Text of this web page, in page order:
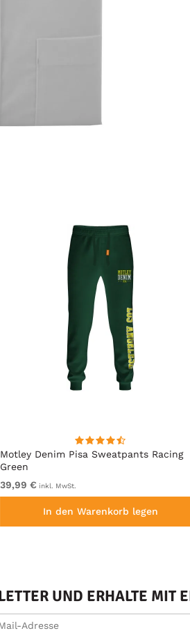
Motley Denim Pisa Sweatpants Racing
Green
39,99 € inkl. MwSt.
In den Warenkorb legen
UND ERHALTE MIT